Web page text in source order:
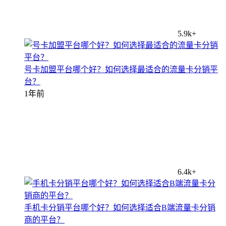
5.9k+
号卡加盟平台哪个好？如何选择最适合的流量卡分销平
台？
1年前
6.4k+
手机卡分销平台哪个好？如何选择适合B端流量卡分销
商的平台？